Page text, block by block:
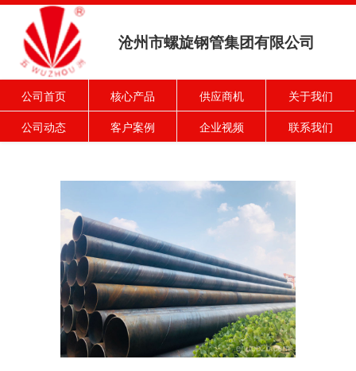
沧州市螺旋钢管集团有限公司
公司首页 核心产品 供应商机 关于我们
公司动态 客户案例 企业视频 联系我们